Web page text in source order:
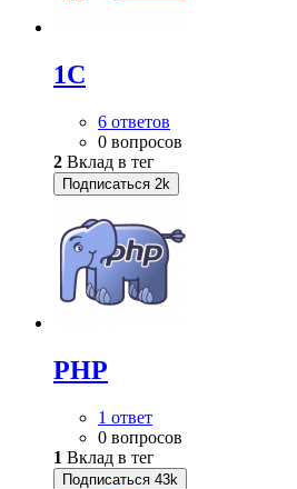
1С
6 ответов
0 вопросов
2 Вклад в тег
Подписаться 2k
PHP
1 ответ
0 вопросов
1 Вклад в тег
Подписаться 43k